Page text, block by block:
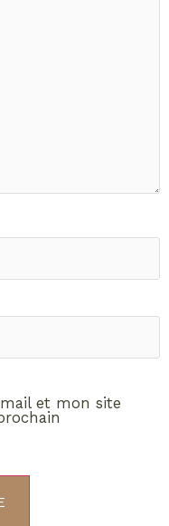
et mon site